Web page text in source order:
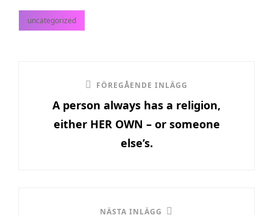
kategorier
uncategorized
Föregående
inlägg
FÖREGÅENDE INLÄGG
A person always has a religion,
either HER OWN – or someone
else’s.
NÄSTA INLÄGG